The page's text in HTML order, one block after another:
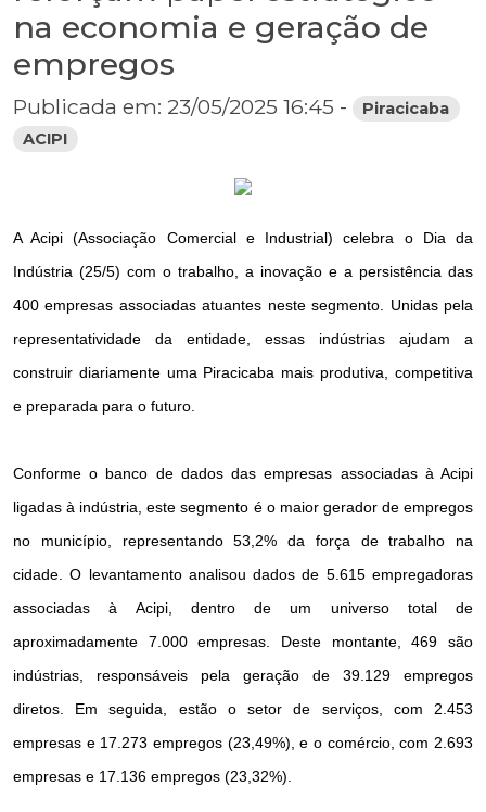
na economia e geração de
empregos
Publicada em: 23/05/2025 16:45 -
Piracicaba
ACIPI
A Acipi (Associação Comercial e Industrial) celebra o Dia da
Indústria (25/5) com o trabalho, a inovação e a persistência das
400 empresas associadas atuantes neste segmento. Unidas pela
representatividade da entidade, essas indústrias ajudam a
construir diariamente uma Piracicaba mais produtiva, competitiva
e preparada para o futuro.
Conforme o banco de dados das empresas associadas à Acipi
ligadas à indústria, este segmento é o maior gerador de empregos
no município, representando 53,2% da força de trabalho na
cidade. O levantamento analisou dados de 5.615 empregadoras
associadas à Acipi, dentro de um universo total de
aproximadamente 7.000 empresas. Deste montante, 469 são
indústrias, responsáveis pela geração de 39.129 empregos
diretos. Em seguida, estão o setor de serviços, com 2.453
empresas e 17.273 empregos (23,49%), e o comércio, com 2.693
empresas e 17.136 empregos (23,32%).